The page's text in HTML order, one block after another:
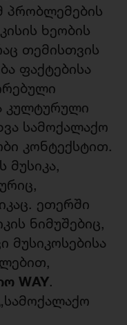
პრობლემების
ხეობის
თემისთვის
ფაქტებისა
კულტურული
სამოქალაქო
კონტექსტით.
მუსიკა,
ეთერში
ნიმუშებიც,
WAY.